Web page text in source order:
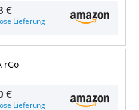
€
Lieferung
rGo
€
Lieferung